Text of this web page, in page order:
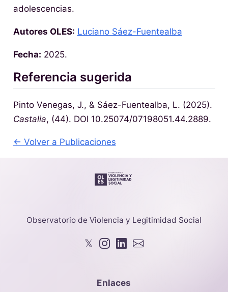
adolescencias.
Autores OLES: Luciano Sáez-Fuentealba
Fecha: 2025.
Referencia sugerida
Pinto Venegas, J., & Sáez-Fuentealba, L. (2025).
Castalia, (44). DOI 10.25074/07198051.44.2889.
← Volver a Publicaciones
Observatorio de Violencia y Legitimidad Social
𝕏
Enlaces